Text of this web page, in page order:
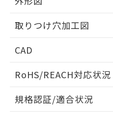
取りつけ穴加工図
CAD
ドすることができます。
ログイン
RoHS/REACH対応状況
EU RoHS 注意事項・凡例
規格認証/適合状況
の共同利用に関し
用者の範囲」に
EU RoHS指令（10物
51物質の非含有証明書
※本証明書は発行日時
物質の対応では、対応
荷製品に未対応品が
欄に対応日を記載して
既に当社にて対応品